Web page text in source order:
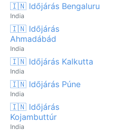
🇮🇳 Időjárás Bengaluru
India
🇮🇳 Időjárás
Ahmadábád
India
🇮🇳 Időjárás Kalkutta
India
🇮🇳 Időjárás Púne
India
🇮🇳 Időjárás
Kojambuttúr
India